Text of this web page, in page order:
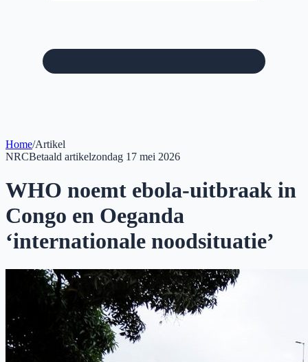
Home/Artikel
NRCBetaald artikelzondag 17 mei 2026
WHO noemt ebola-uitbraak in
Congo en Oeganda
‘internationale noodsituatie’